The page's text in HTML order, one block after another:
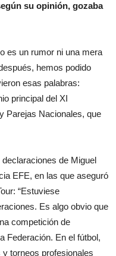
su opinión, gozaba
es un rumor ni una mera
hemos podido
esas palabras:
principal del XI
Parejas Nacionales, que
de Miguel
EFE, en las que aseguró
“Estuviese
Es algo obvio que
competición de
Federación. En el fútbol,
torneos profesionales